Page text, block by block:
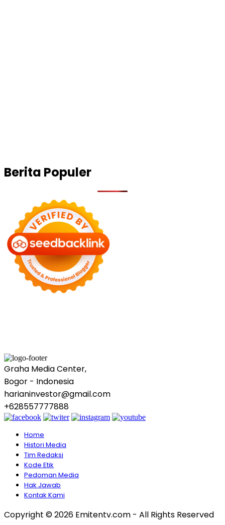
Berita Populer
Graha Media Center,
Bogor - Indonesia
harianinvestor@gmail.com
+628557777888
Home
Histori Media
Tim Redaksi
Kode Etik
Pedoman Media
Hak Jawab
Kontak Kami
Copyright © 2026 Emitentv.com - All Rights Reserved